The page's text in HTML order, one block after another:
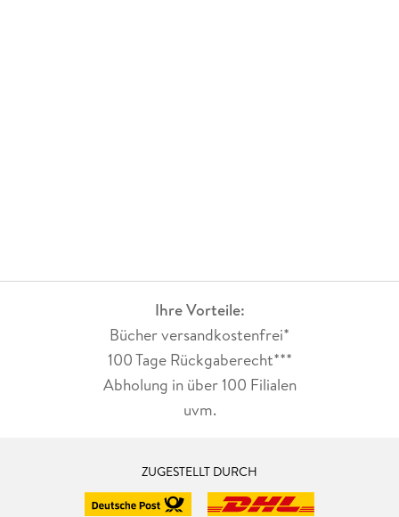
Ihre Vorteile:
Bücher versandkostenfrei*
100 Tage Rückgaberecht***
Abholung in über 100 Filialen
uvm.
ZUGESTELLT DURCH